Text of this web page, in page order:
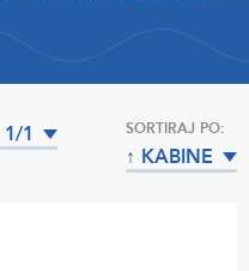
1 SORTIRAJ PO:
↑ KABINE